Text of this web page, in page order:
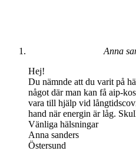
Anna
Hej!
Du nämnde att du varit på
något där man kan få aip-
vara till hjälp vid
hand när energin är låg.
Vänliga hälsningar
Anna sanders
Östersund